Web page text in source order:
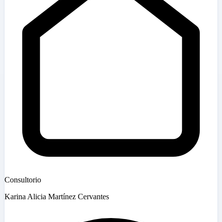
Consultorio
Karina Alicia Martínez Cervantes